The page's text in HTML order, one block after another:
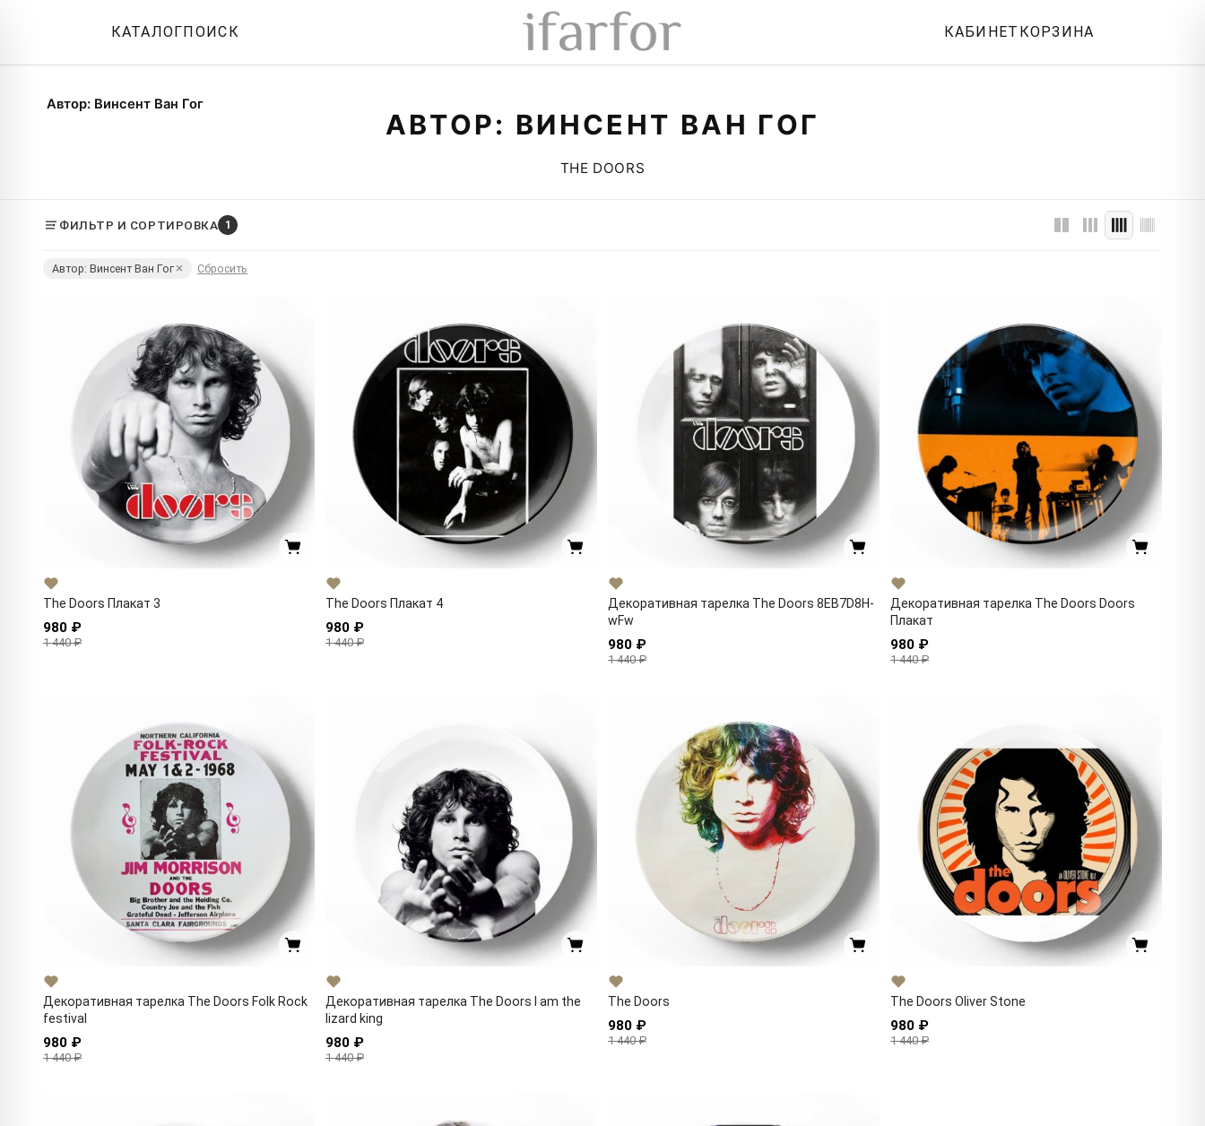
КАТАЛОГПОИСК КАБИНЕТ КОРЗИНА
Автор: Винсент Ван Гог
АВТОР: ВИНСЕНТ ВАН ГОГ
THE DOORS
ФИЛЬТР И СОРТИРОВКА 1
Автор: Винсент Ван Гог Сбросить
The Doors Плакат 3
980 ₽
1 440 ₽
The Doors Плакат 4
980 ₽
1 440 ₽
Декоративная тарелка The Doors 8EB7D8H-
wFw
980 ₽
1 440 ₽
Декоративная тарелка The Doors Doors
Плакат
980 ₽
1 440 ₽
Декоративная тарелка The Doors Folk Rock
festival
980 ₽
1 440 ₽
Декоративная тарелка The Doors I am the
lizard king
980 ₽
1 440 ₽
The Doors
980 ₽
1 440 ₽
The Doors Oliver Stone
980 ₽
1 440 ₽